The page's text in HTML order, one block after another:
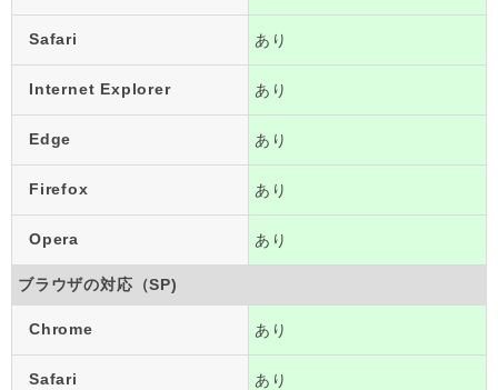
Safari あり
Internet Explorer あり
Edge あり
Firefox あり
Opera あり
ブラウザの対応（SP)
Chrome あり
Safari あり